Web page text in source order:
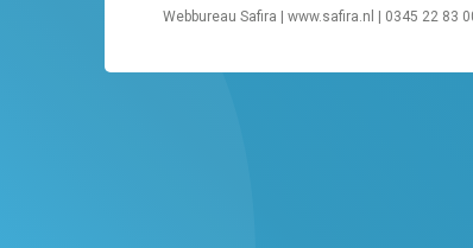
Webbureau Safira | www.safira.nl | 0345 22 83